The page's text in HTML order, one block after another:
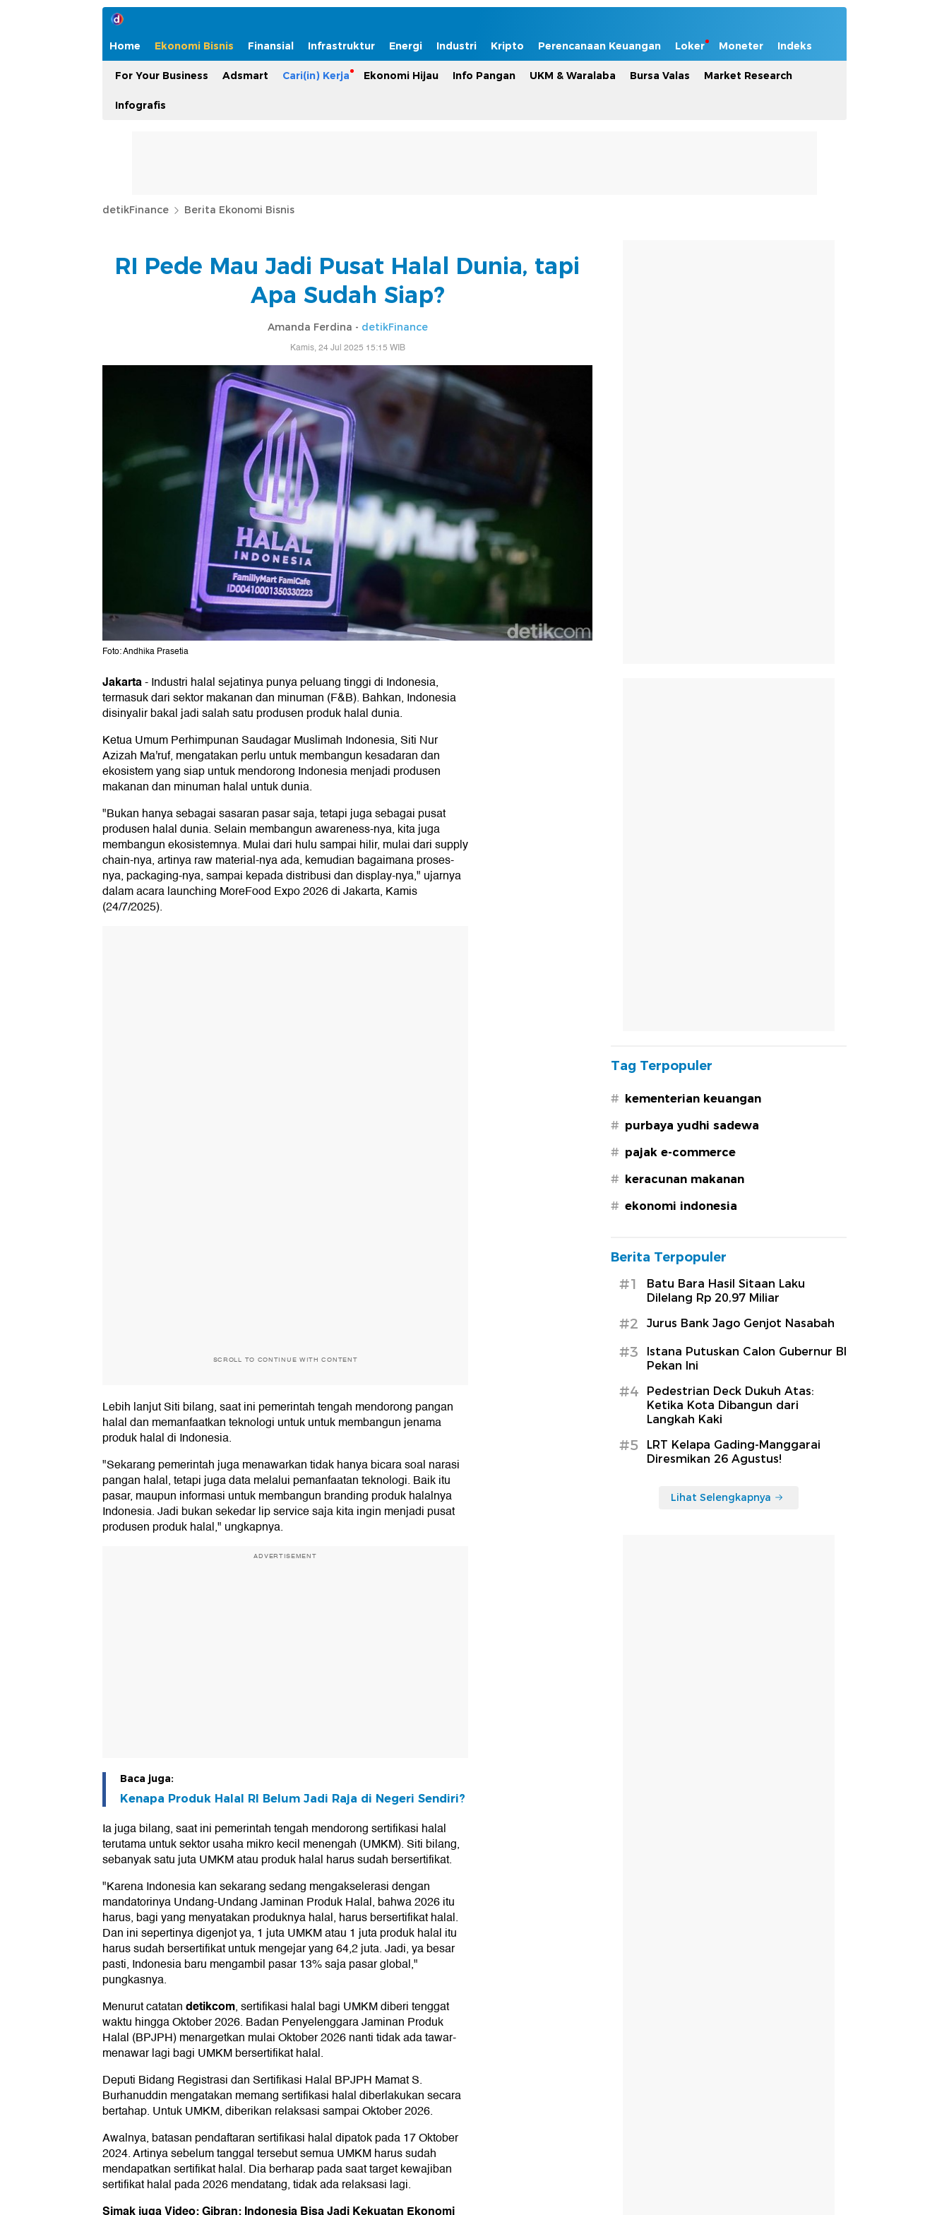
Home Ekonomi Bisnis Finansial Infrastruktur Energi Industri Kripto Perencanaan Keuangan Loker Moneter Indeks
For Your Business Adsmart Cari(in) Kerja Ekonomi Hijau Info Pangan UKM & Waralaba Bursa Valas Market Research
Infografis
detikFinance Berita Ekonomi Bisnis
RI Pede Mau Jadi Pusat Halal Dunia, tapi
Apa Sudah Siap?
Amanda Ferdina - detikFinance
Kamis, 24 Jul 2025 15:15 WIB
Foto: Andhika Prasetia
Jakarta-Industri halal sejatinya punya peluang tinggi di Indonesia,
termasuk dari sektor makanan dan minuman (F&B). Bahkan, Indonesia
disinyalir bakal jadi salah satu produsen produk halal dunia.
Ketua Umum Perhimpunan Saudagar Muslimah Indonesia, Siti Nur
Azizah Ma'ruf, mengatakan perlu untuk membangun kesadaran dan
ekosistem yang siap untuk mendorong Indonesia menjadi produsen
makanan dan minuman halal untuk dunia.
"Bukan hanya sebagai sasaran pasar saja, tetapi juga sebagai pusat
produsen halal dunia. Selain membangun awareness-nya, kita juga
membangun ekosistemnya. Mulai dari hulu sampai hilir, mulai dari supply
chain-nya, artinya raw material-nya ada, kemudian bagaimana proses-
nya, packaging-nya, sampai kepada distribusi dan display-nya," ujarnya
dalam acara launching MoreFood Expo 2026 di Jakarta, Kamis
(24/7/2025).
SCROLL TO CONTINUE WITH CONTENT
Lebih lanjut Siti bilang, saat ini pemerintah tengah mendorong pangan
halal dan memanfaatkan teknologi untuk untuk membangun jenama
produk halal di Indonesia.
"Sekarang pemerintah juga menawarkan tidak hanya bicara soal narasi
pangan halal, tetapi juga data melalui pemanfaatan teknologi. Baik itu
pasar, maupun informasi untuk membangun branding produk halalnya
Indonesia. Jadi bukan sekedar lip service saja kita ingin menjadi pusat
produsen produk halal," ungkapnya.
ADVERTISEMENT
Baca juga:
Kenapa Produk Halal RI Belum Jadi Raja di Negeri Sendiri?
Ia juga bilang, saat ini pemerintah tengah mendorong sertifikasi halal
terutama untuk sektor usaha mikro kecil menengah (UMKM). Siti bilang,
sebanyak satu juta UMKM atau produk halal harus sudah bersertifikat.
"Karena Indonesia kan sekarang sedang mengakselerasi dengan
mandatorinya Undang-Undang Jaminan Produk Halal, bahwa 2026 itu
harus, bagi yang menyatakan produknya halal, harus bersertifikat halal.
Dan ini sepertinya digenjot ya, 1 juta UMKM atau 1 juta produk halal itu
harus sudah bersertifikat untuk mengejar yang 64,2 juta. Jadi, ya besar
pasti, Indonesia baru mengambil pasar 13% saja pasar global,"
pungkasnya.
Menurut catatandetikcom, sertifikasi halal bagi UMKM diberi tenggat
waktu hingga Oktober 2026. Badan Penyelenggara Jaminan Produk
Halal (BPJPH) menargetkan mulai Oktober 2026 nanti tidak ada tawar-
menawar lagi bagi UMKM bersertifikat halal.
Deputi Bidang Registrasi dan Sertifikasi Halal BPJPH Mamat S.
Burhanuddin mengatakan memang sertifikasi halal diberlakukan secara
bertahap. Untuk UMKM, diberikan relaksasi sampai Oktober 2026.
Awalnya, batasan pendaftaran sertifikasi halal dipatok pada 17 Oktober
2024. Artinya sebelum tanggal tersebut semua UMKM harus sudah
mendapatkan sertifikat halal. Dia berharap pada saat target kewajiban
sertifikat halal pada 2026 mendatang, tidak ada relaksasi lagi.
Tag Terpopuler
# kementerian keuangan
# purbaya yudhi sadewa
# pajak e-commerce
# keracunan makanan
# ekonomi indonesia
Berita Terpopuler
#1
Batu Bara Hasil Sitaan Laku
Dilelang Rp 20,97 Miliar
#2 Jurus Bank Jago Genjot Nasabah
#3
Istana Putuskan Calon Gubernur BI
Pekan Ini
#4
Pedestrian Deck Dukuh Atas:
Ketika Kota Dibangun dari
Langkah Kaki
#5
LRT Kelapa Gading-Manggarai
Diresmikan 26 Agustus!
Lihat Selengkapnya